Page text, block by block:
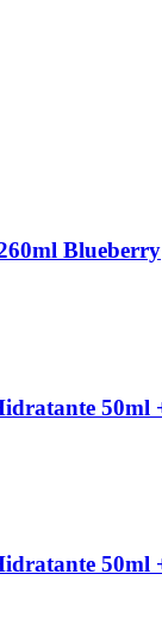
Blueberry
50ml
50ml